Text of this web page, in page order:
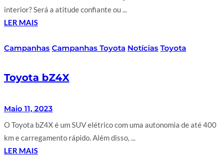
interior? Será a atitude confiante ou ...
LER MAIS
Campanhas Campanhas Toyota Notícias Toyota
Toyota bZ4X
Maio 11, 2023
O Toyota bZ4X é um SUV elétrico com uma autonomia de até 400
km e carregamento rápido. Além disso, ...
LER MAIS